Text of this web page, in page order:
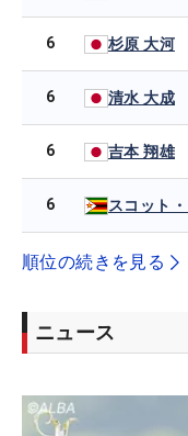
6 杉原 大河
6 清水 大成
6 吉本 翔雄
6 スコット
順位の続きを見る
ニュース